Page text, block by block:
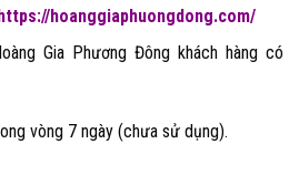
hoanggiaphuongdong.com/
Gia Phương Đông khách hàng có
vòng 7 ngày (chưa sử dụng).